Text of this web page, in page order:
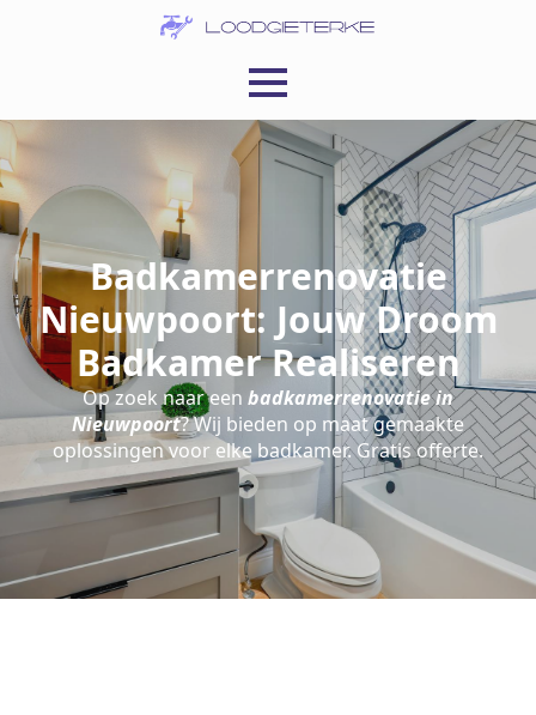
Badkamerrenovatie
Nieuwpoort: Jouw Droom
Badkamer Realiseren
Op zoek naar een badkamerrenovatie in
Nieuwpoort? Wij bieden op maat gemaakte
oplossingen voor elke badkamer. Gratis offerte.